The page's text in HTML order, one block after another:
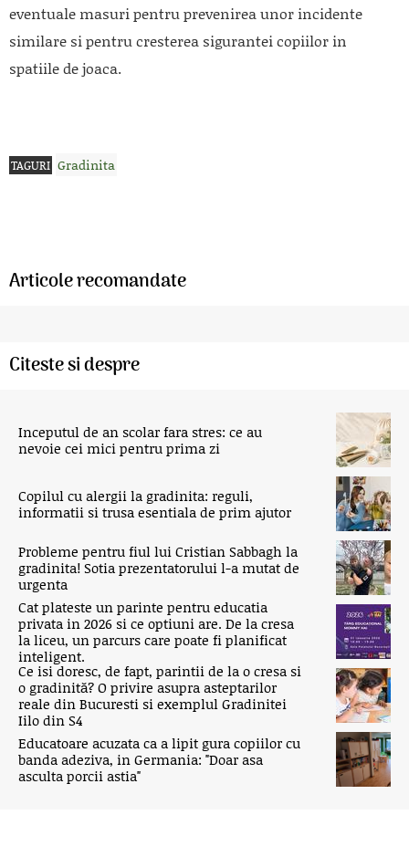
eventuale masuri pentru prevenirea unor incidente
similare si pentru cresterea sigurantei copiilor in
spatiile de joaca.
TAGURI Gradinita
Articole recomandate
Citeste si despre
Inceputul de an scolar fara stres: ce au
nevoie cei mici pentru prima zi
Copilul cu alergii la gradinita: reguli,
informatii si trusa esentiala de prim ajutor
Probleme pentru fiul lui Cristian Sabbagh la
gradinita! Sotia prezentatorului l-a mutat de
urgenta
Cat plateste un parinte pentru educatia
privata in 2026 si ce optiuni are. De la cresa
la liceu, un parcurs care poate fi planificat
inteligent.
Ce isi doresc, de fapt, parintii de la o cresa si
o gradinită? O privire asupra asteptarilor
reale din Bucuresti si exemplul Gradinitei
Iilo din S4
Educatoare acuzata ca a lipit gura copiilor cu
banda adeziva, in Germania: "Doar asa
asculta porcii astia"